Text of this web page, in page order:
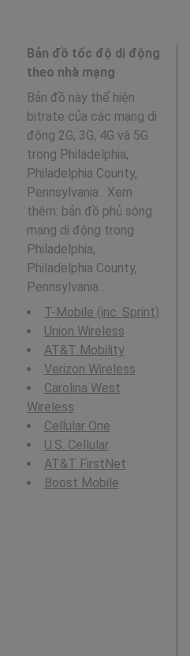
Bản đồ tốc độ di động
theo nhà mạng
Bản đồ này thể hiện
bitrate của các mạng di
động 2G, 3G, 4G và 5G
trong Philadelphia,
Philadelphia County,
Pennsylvania . Xem
thêm: bản đồ phủ sóng
mạng di động trong
Philadelphia,
Philadelphia County,
Pennsylvania .
T-Mobile (inc. Sprint)
Union Wireless
AT&T Mobility
Verizon Wireless
Carolina West
Wireless
Cellular One
U.S. Cellular
AT&T FirstNet
Boost Mobile